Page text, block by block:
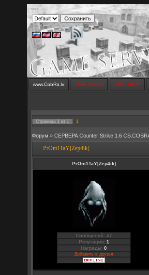
www.CobRa.lv LIVE Stream SMS SHOP
Страница 1 из 1 1
Форум » СЕРВЕРА Counter Strike 1.6
PrOm1TaY[Zep4ik]
PrOm1TaY[Zep4ik]
Сообщений: 47
Репутация: 1
Награды:0
Добавить в друзья